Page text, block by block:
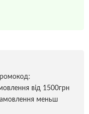
від 1500грн
меньш